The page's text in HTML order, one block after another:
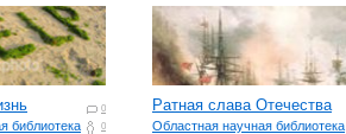
0
0
библиотека
Ратная слава Отечества
Областная научная библиотека